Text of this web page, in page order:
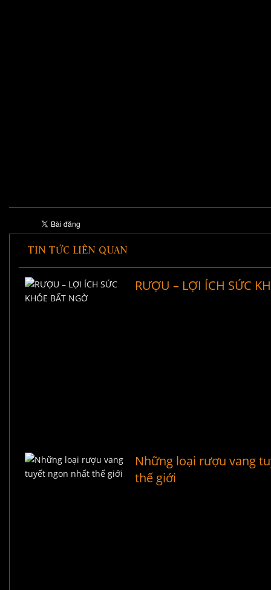
TIN TỨC LIÊN QUAN
RƯỢU – LỢI ÍCH SỨC
Những loại rượu vang
thế giới